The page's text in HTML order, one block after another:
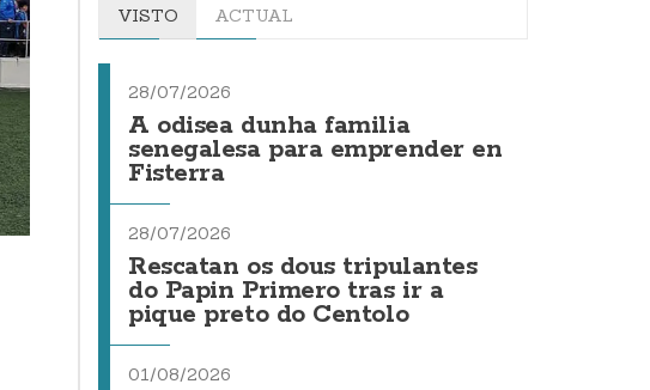
VISTO ACTUAL
28/07/2026
A odisea dunha familia
senegalesa para emprender en
Fisterra
28/07/2026
Rescatan os dous tripulantes
do Papin Primero tras ir a
pique preto do Centolo
01/08/2026